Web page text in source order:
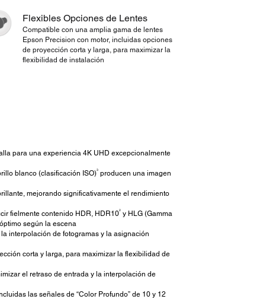
Flexibles Opciones de Lentes
Compatible con una amplia gama de lentes
Epson Precision con motor, incluidas opciones
de proyección corta y larga, para maximizar la
flexibilidad de instalación
para una experiencia 4K UHD excepcionalmente
blanco (clasificación ISO)3producen una imagen
mejorando significativamente el rendimiento
fielmente contenido HDR, HDR102y HLG (Gamma
según la escena
interpolación de fotogramas y la asignación
corta y larga, para maximizar la flexibilidad de
el retraso de entrada y la interpolación de
las señales de “Color Profundo” de 10 y 12